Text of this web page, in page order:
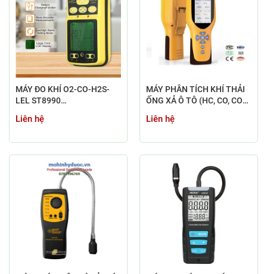
MÁY ĐO KHÍ O2-CO-H2S-
LEL ST8990
Liên hệ
MÁY PHÂN TÍCH KHÍ THẢI
ỐNG XẢ Ô TÔ (HC, CO, CO2,
Liên hệ